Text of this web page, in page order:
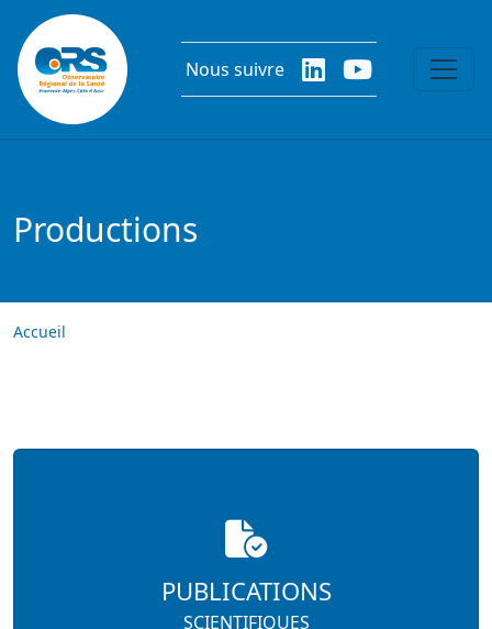
Aller au contenu principal
Nous suivre
Productions
Accueil
PUBLICATIONS
SCIENTIFIQUES